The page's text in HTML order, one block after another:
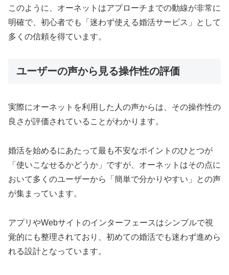
このように、オーネットはアプローチまでの動線が非常に
明確で、初心者でも「迷わず使える婚活サービス」として
多くの信頼を得ています。
ユーザーの声から見る操作性の評価
実際にオーネットを利用した人の声からは、その操作性の
良さが評価されていることがわかります。
婚活を始めるにあたって最も不安なポイントのひとつが
「使いこなせるかどうか」ですが、オーネットはその点に
おいて多くのユーザーから「簡単で分かりやすい」との声
が集まっています。
アプリやWebサイトのインターフェースはシンプルで視
覚的にも整理されており、初めての婚活でも迷わず進めら
れる設計となっています。